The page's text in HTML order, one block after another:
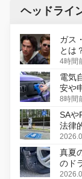
ヘッドライ
ガス
とは
初の
4時間
電気
安や
8時間
SAや
法律
真夏
のド